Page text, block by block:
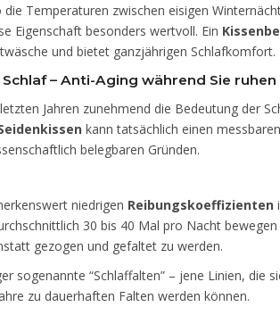
Temperaturen zwischen eisigen
Eigenschaft besonders wertvoll. Ein
und bietet ganzjährigen Schlafkomfort.
– Anti-Aging während Sie ruhen
Jahren zunehmend die Bedeutung der
kann tatsächlich einen
belegbaren Gründen.
niedrigen Reibungskoeffizienten
30 bis 40 Mal pro Nacht
gezogen und gefaltet zu werden.
sogenannte “Schlaffalten” – jene Linien, die
zu dauerhaften Falten werden können.